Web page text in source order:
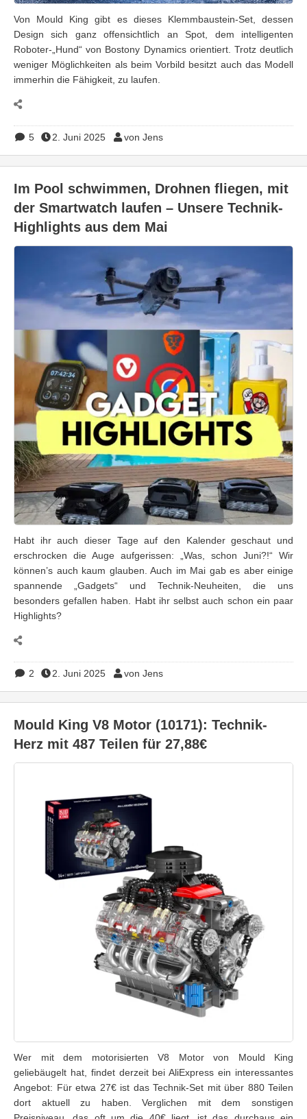
Von Mould King gibt es dieses Klemmbaustein-Set, dessen
Design sich ganz offensichtlich an Spot, dem intelligenten
Roboter-„Hund“ von Bostony Dynamics orientiert. Trotz deutlich
weniger Möglichkeiten als beim Vorbild besitzt auch das Modell
immerhin die Fähigkeit, zu laufen.
5 2. Juni 2025 von Jens
Im Pool schwimmen, Drohnen fliegen, mit
der Smartwatch laufen – Unsere Technik-
Highlights aus dem Mai
Habt ihr auch dieser Tage auf den Kalender geschaut und
erschrocken die Auge aufgerissen: „Was, schon Juni?!“ Wir
können’s auch kaum glauben. Auch im Mai gab es aber einige
spannende „Gadgets“ und Technik-Neuheiten, die uns
besonders gefallen haben. Habt ihr selbst auch schon ein paar
Highlights?
2 2. Juni 2025 von Jens
Mould King V8 Motor (10171): Technik-
Herz mit 487 Teilen für 27,88€
Wer mit dem motorisierten V8 Motor von Mould King
geliebäugelt hat, findet derzeit bei AliExpress ein interessantes
Angebot: Für etwa 27€ ist das Technik-Set mit über 880 Teilen
dort aktuell zu haben. Verglichen mit dem sonstigen